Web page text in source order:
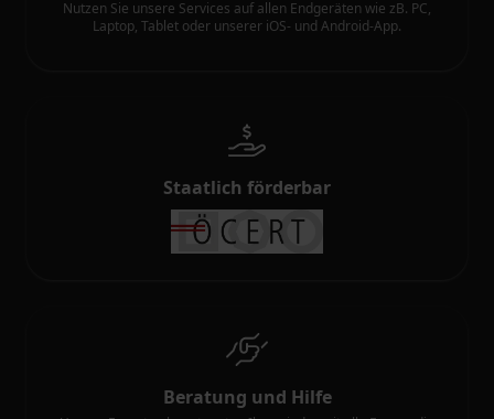
Nutzen Sie unsere Services auf allen Endgeräten wie zB. PC,
Laptop, Tablet oder unserer iOS- und Android-App.
Staatlich förderbar
Beratung und Hilfe